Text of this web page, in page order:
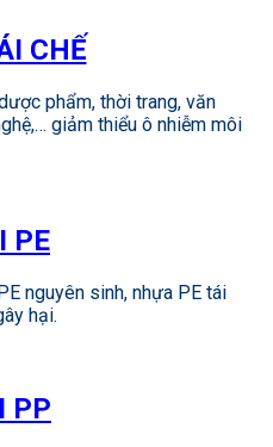
CHẾ
phẩm, thời trang, văn
giảm thiểu ô nhiễm môi
PE
nguyên sinh, nhựa PE tái
hại.
PP